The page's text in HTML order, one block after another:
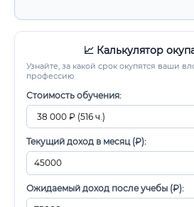
📈 Калькулятор
Узнайте, за какой срок окупятся ваши
профессию
Стоимость обучения:
Текущий доход в месяц (₽):
Ожидаемый доход после учебы (₽):